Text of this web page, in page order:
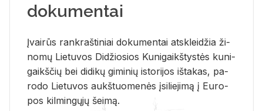
dokumentai
Įvai­rūs rank­raš­ti­niai do­ku­men­tai at­sklei­džia ži­
no­mų Lie­tu­vos Di­džio­sios Ku­ni­gaikš­tys­tės ku­ni­
gaikš­čių bei di­di­kų gi­mi­nių is­to­ri­jos iš­ta­kas, pa­
ro­do Lie­tu­vos aukš­tuo­me­nės įsi­lie­ji­mą į Eu­ro­
pos kil­min­gų­jų šei­mą.